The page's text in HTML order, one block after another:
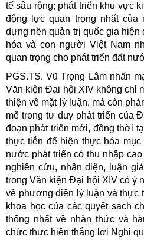
tế sâu rộng; phát triển khu vực
động lực quan trọng nhất của
dựng nền quản trị quốc gia hiện
hóa và con người Việt Nam
quan trọng cho phát triển đất
PGS.TS. Vũ Trọng Lâm nhấn
Văn kiện Đại hội XIV không chỉ
thiện về mặt lý luận, mà còn
mẽ trong tư duy phát triển của
đoạn phát triển mới, đồng thời
thực tiễn để hiện thực hóa
nước phát triển có thu nhập
nghiên cứu, nhận diện, luận
trong Văn kiện Đại hội XIV có ý
về phương diện lý luận và thực
khoa học của các quyết sách
thống nhất về nhận thức và
chức thực hiện thắng lợi Nghị